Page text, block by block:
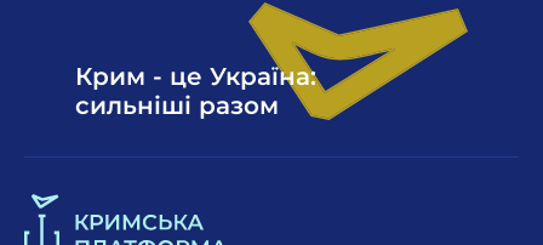
Крим - це Україна:
сильніші разом